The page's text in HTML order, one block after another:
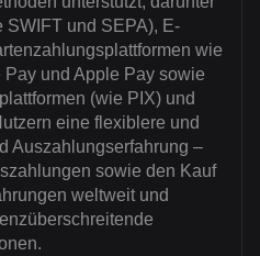
SWIFT und SEPA), E-
wie
und Apple Pay sowie
(wie PIX) und
eine flexiblere und
Auszahlungserfahrung –
sowie den Kauf
weltweit und